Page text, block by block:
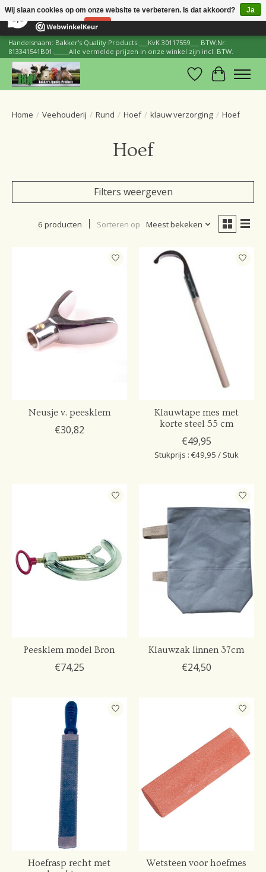
206 Reviews ×
Handelsnaam: Bakker's Quality Products.___KvK 30117559___ BTW.Nr:
813341541B01._____Alle vermelde prijzen in onze winkel zijn incl. BTW.
Verlanglijst
Home / Veehouderij / Rund / Hoef / klauw verzorging / Hoef
Hoef
Filters weergeven
6 producten Sorteren op Meest bekeken
Neusje v. peesklem
€30,82
Klauwtape mes met
korte steel 55 cm
€49,95
Stukprijs : €49,95 / Stuk
Peesklem model Bron
€74,25
Klauwzak linnen 37cm
€24,50
Hoefrasp recht met
Wetsteen voor hoefmes
Wij slaan cookies op om onze website te verbeteren. Is dat akkoord?
Ja
Nee